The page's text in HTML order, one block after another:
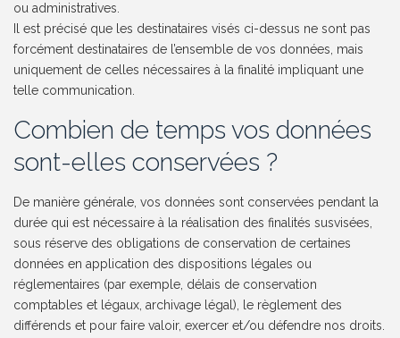
ou administratives.
Il est précisé que les destinataires visés ci-dessus ne sont pas
forcément destinataires de l’ensemble de vos données, mais
uniquement de celles nécessaires à la finalité impliquant une
telle communication.
Combien de temps vos données
sont-elles conservées ?
De manière générale, vos données sont conservées pendant la
durée qui est nécessaire à la réalisation des finalités susvisées,
sous réserve des obligations de conservation de certaines
données en application des dispositions légales ou
réglementaires (par exemple, délais de conservation
comptables et légaux, archivage légal), le règlement des
différends et pour faire valoir, exercer et/ou défendre nos droits.